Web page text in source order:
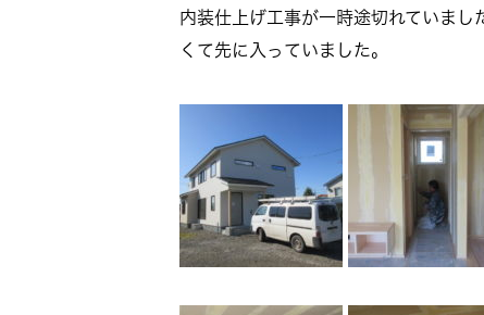
内装仕上げ工事が一時途切れていま
くて先に入っていました。